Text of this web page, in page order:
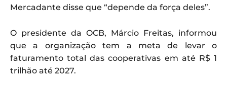
Mercadante disse que “depende da força deles”.
O presidente da OCB, Márcio Freitas, informou
que a organização tem a meta de levar o
faturamento total das cooperativas em até R$ 1
trilhão até 2027.